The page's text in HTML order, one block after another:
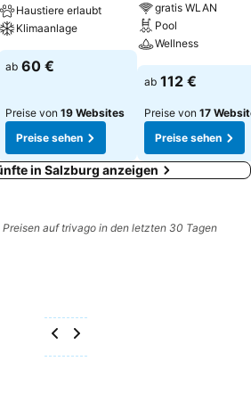
Haustiere erlaubt
Klimaanlage
ab 60 €
Preise von 19 Websites
Preise sehen
gratis WLAN
Pool
Wellness
ab 112 €
Preise von 17
Preise sehen
in Salzburg anzeigen
auf trivago in den letzten 30 Tagen